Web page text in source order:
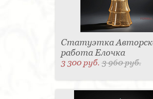
Статуэтка
работа Елочка
3 300 руб.3 960 руб.